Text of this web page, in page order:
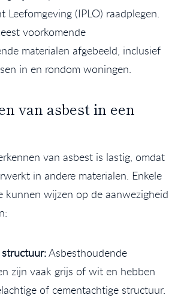
Leefomgeving (IPLO) raadplegen.
voorkomende
materialen afgebeeld, inclusief
in en rondom woningen.
van asbest in een
van asbest is lastig, omdat
in andere materialen. Enkele
kunnen wijzen op de aanwezigheid
Asbesthoudende
zijn vaak grijs of wit en hebben
of cementachtige structuur.